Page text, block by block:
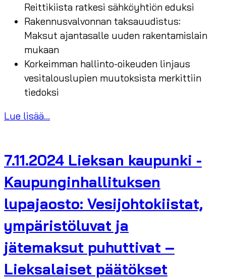
Reittikiista ratkesi sähköyhtiön eduksi
Rakennusvalvonnan taksauudistus:
Maksut ajantasalle uuden rakentamislain
mukaan
Korkeimman hallinto-oikeuden linjaus
vesitalouslupien muutoksista merkittiin
tiedoksi
Lue lisää...
7.11.2024 Lieksan kaupunki -
Kaupunginhallituksen
lupajaosto: Vesijohtokiistat,
ympäristöluvat ja
jätemaksut puhuttivat –
Lieksalaiset päätökset